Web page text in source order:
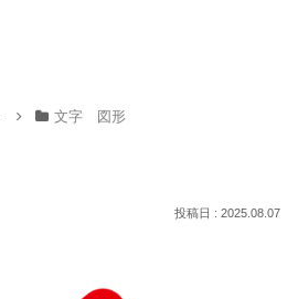
文字 図形
2025.08.07